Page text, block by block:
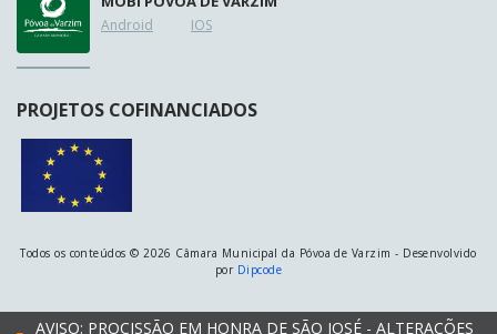
Android IOS
PROJETOS COFINANCIADOS
Todos os conteúdos © 2026 Câmara Municipal da Póvoa de Varzim - Desenvolvido
por Dipcode
AVISO: PROCISSÃO EM HONRA DE SÃO JOSÉ - ALTERAÇÕES